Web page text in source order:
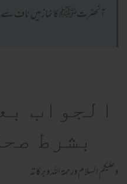
آنحضرتﷺ کا نماز میں ناف سے اوپر
الجواب
بشرط
وعلیکم السلام ورحمة اللہ وبرکاته